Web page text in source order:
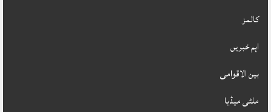
کالمز
اہم خبریں
بین الاقوامی
ملٹی میڈیا